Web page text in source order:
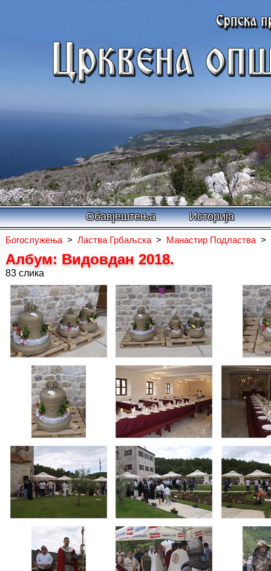
Обавјештења Историја
Богослужења > Ластва Грбаљска > Манастир Подластва >
Албум: Видовдан 2018.
83 слика